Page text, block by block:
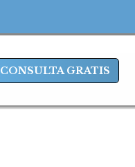
CONSULTA GRATIS